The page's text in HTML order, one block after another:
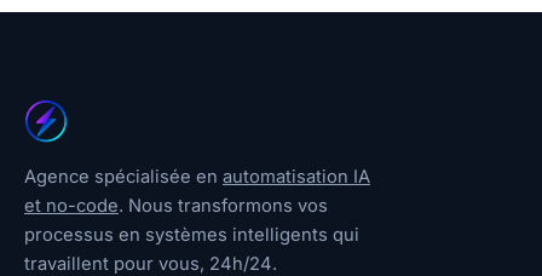
Agence spécialisée en automatisation IA
et no-code. Nous transformons vos
processus en systèmes intelligents qui
travaillent pour vous, 24h/24.